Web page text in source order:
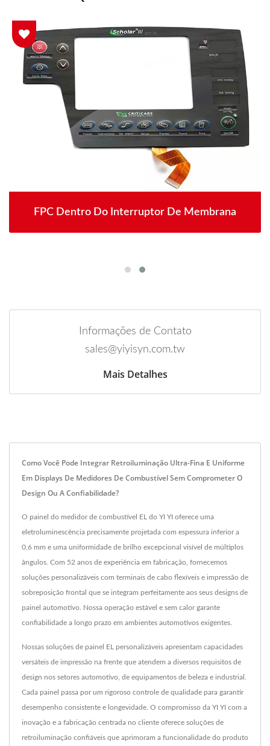
FPC Dentro Do Interruptor De Membrana
Informações de Contato
sales@yiyisyn.com.tw
Mais Detalhes
Como Você Pode Integrar Retroiluminação Ultra-Fina E Uniforme
Em Displays De Medidores De Combustível Sem Comprometer O
Design Ou A Confiabilidade?
O painel do medidor de combustível EL do YI YI oferece uma
eletroluminescência precisamente projetada com espessura inferior a
0,6 mm e uma uniformidade de brilho excepcional visível de múltiplos
ângulos. Com 52 anos de experiência em fabricação, fornecemos
soluções personalizáveis com terminais de cabo flexíveis e impressão de
sobreposição frontal que se integram perfeitamente aos seus designs de
painel automotivo. Nossa operação estável e sem calor garante
confiabilidade a longo prazo em ambientes automotivos exigentes.
Nossas soluções de painel EL personalizáveis apresentam capacidades
versáteis de impressão na frente que atendem a diversos requisitos de
design nos setores automotivo, de equipamentos de beleza e industrial.
Cada painel passa por um rigoroso controle de qualidade para garantir
desempenho consistente e longevidade. O compromisso da YI YI com a
inovação e a fabricação centrada no cliente oferece soluções de
retroiluminação confiáveis que aprimoram a funcionalidade do produto